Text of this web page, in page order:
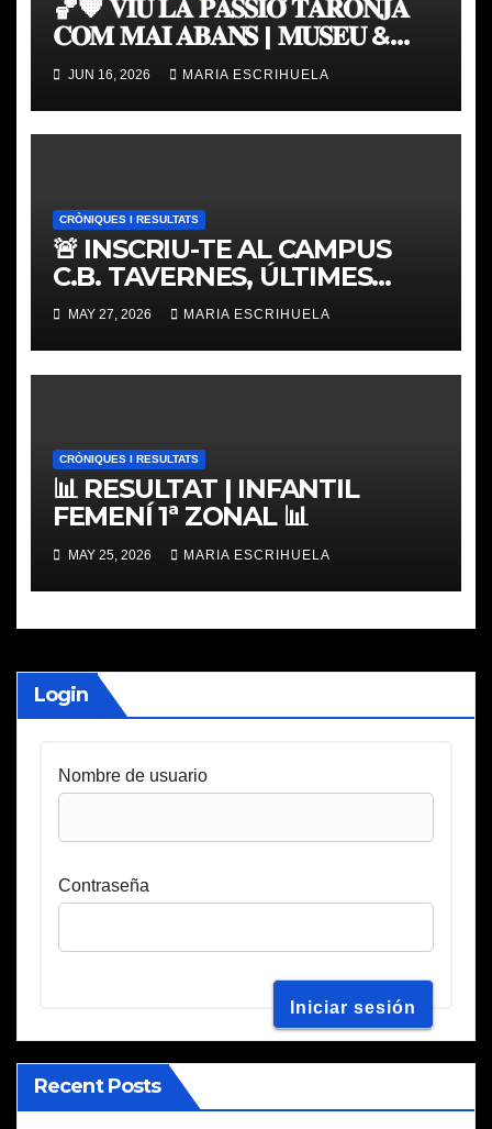
🏀🧡 𝐕𝐈𝐔 𝐋𝐀 𝐏𝐀𝐒𝐒𝐈𝐎́ 𝐓𝐀𝐑𝐎𝐍𝐉𝐀
𝐂𝐎𝐌 𝐌𝐀𝐈 𝐀𝐁𝐀𝐍𝐒 | 𝐌𝐔𝐒𝐄𝐔 &
𝐓𝐎𝐔𝐑 𝐕𝐀𝐋𝐄𝐍𝐂𝐈𝐀 𝐁𝐀𝐒𝐊𝐄𝐓
JUN 16, 2026 MARIA ESCRIHUELA
CRÒNIQUES I RESULTATS
🚨 INSCRIU-TE AL CAMPUS
C.B. TAVERNES, ÚLTIMES
PLACES
MAY 27, 2026 MARIA ESCRIHUELA
CRÒNIQUES I RESULTATS
📊 RESULTAT | INFANTIL
FEMENÍ 1ª ZONAL 📊
MAY 25, 2026 MARIA ESCRIHUELA
Login
Nombre de usuario
Contraseña
Recent Posts